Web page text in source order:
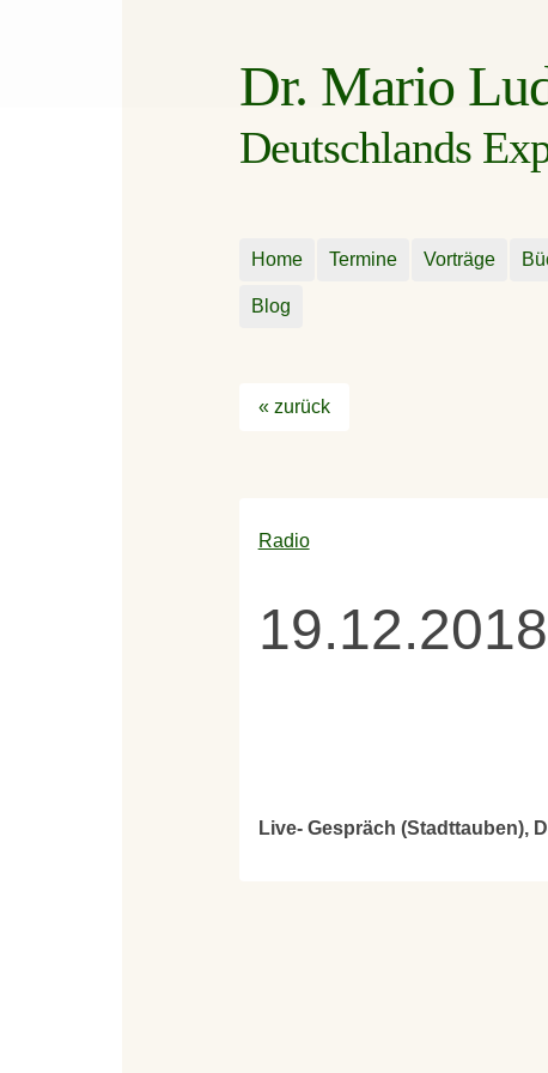
Dr. Mario
Deutschlands
Home Termine Vorträge
Blog
« zurück
Radio
19.12.2018
Live- Gespräch (Stadttauben),